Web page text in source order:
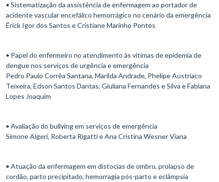
• Sistematização da assistência de enfermagem ao portador de
acidente vascular encefálico hemorrágico no cenário da emergência
Érick Igor dos Santos e Cristiane Marinho Pontes
• Papel do enfermeiro no atendimento às vitimas de epidemia de
dengue nos serviços de urgência e emergência
Pedro Paulo Corrêa Santana, Marilda Andrade, Phelipe Austríaco
Teixeira, Edson Santos Dantas, Giuliana Fernandes e Silva e Fabiana
Lopes Joaquim
• Avaliação do bullying em serviços de emergência
Simone Algeri, Roberta Rigatti e Ana Cristina Wesner Viana
• Atuação da enfermagem em distocias de ombro, prolapso de
cordão, parto precipitado, hemorragia pós-parto e eclâmpsia